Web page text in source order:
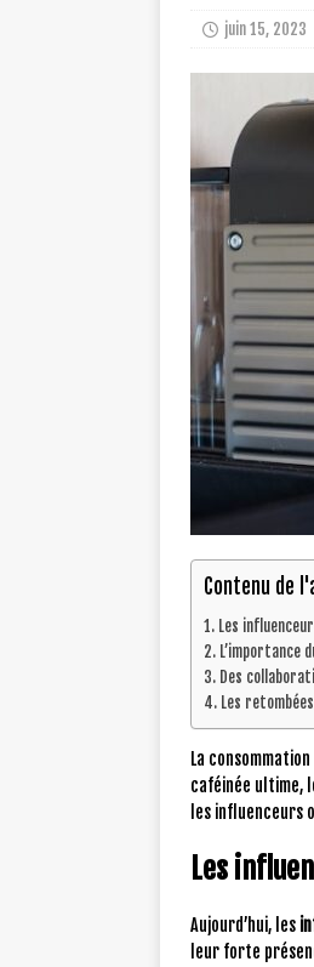
juin 15, 2023
Contenu de
Les
L’importance
Des
Les
La
caféinée ultime,
les influenceurs
Les
Aujourd’hui, les
leur forte